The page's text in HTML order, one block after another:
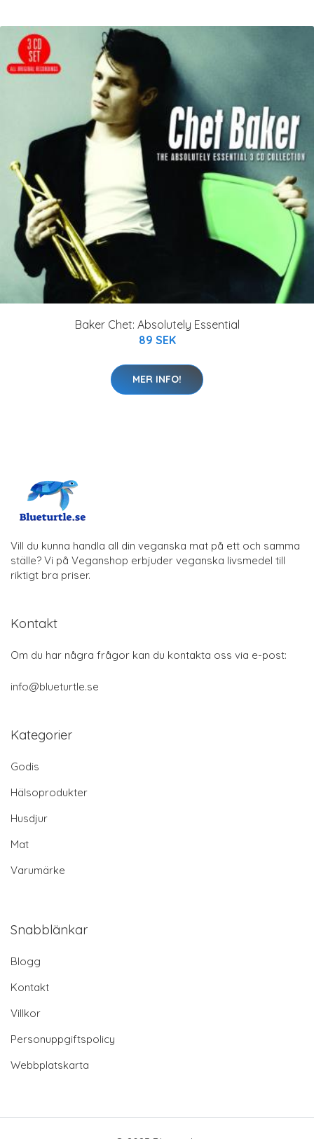
Baker Chet: Absolutely Essential
89 SEK
MER INFO!
Vill du kunna handla all din veganska mat på ett och samma
ställe? Vi på Veganshop erbjuder veganska livsmedel till
riktigt bra priser.
Kontakt
Om du har några frågor kan du kontakta oss via e-post:
info@blueturtle.se
Kategorier
Godis
Hälsoprodukter
Husdjur
Mat
Varumärke
Snabblänkar
Blogg
Kontakt
Villkor
Personuppgiftspolicy
Webbplatskarta